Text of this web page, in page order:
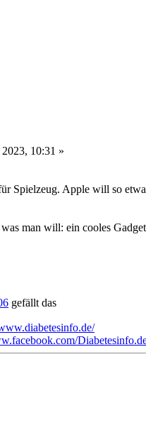
10:31 »
Spielzeug. Apple will so
man will: ein cooles
gefällt das